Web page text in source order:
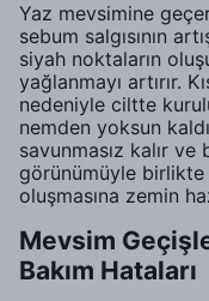
Yaz mevsimine
sebum salgısının
siyah noktaların
yağlanmayı artırır.
nedeniyle ciltte
nemden yoksun
savunmasız kalır
görünümüyle birlikte
oluşmasına zemin
Mevsim
Bakım Hataları